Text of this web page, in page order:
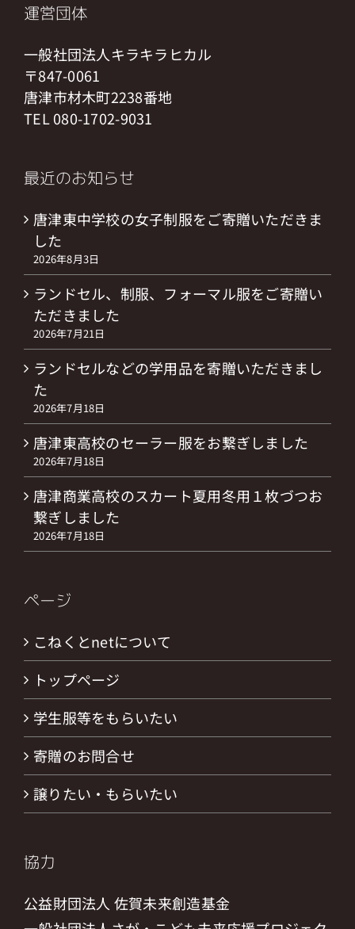
運営団体
一般社団法人キラキラヒカル
〒847-0061
唐津市材木町2238番地
TEL 080-1702-9031
最近のお知らせ
唐津東中学校の女子制服をご寄贈いただきま
した
2026年8月3日
ランドセル、制服、フォーマル服をご寄贈い
ただきました
2026年7月21日
ランドセルなどの学用品を寄贈いただきまし
た
2026年7月18日
唐津東高校のセーラー服をお繋ぎしました
2026年7月18日
唐津商業高校のスカート夏用冬用１枚づつお
繋ぎしました
2026年7月18日
ページ
こねくとnetについて
トップページ
学生服等をもらいたい
寄贈のお問合せ
譲りたい・もらいたい
協力
公益財団法人 佐賀未来創造基金